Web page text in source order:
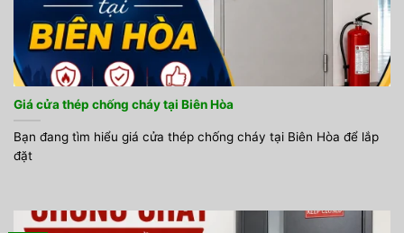
Giá cửa thép chống cháy tại Biên Hòa
Bạn đang tìm hiểu giá cửa thép chống cháy tại Biên Hòa để lắp
đặt